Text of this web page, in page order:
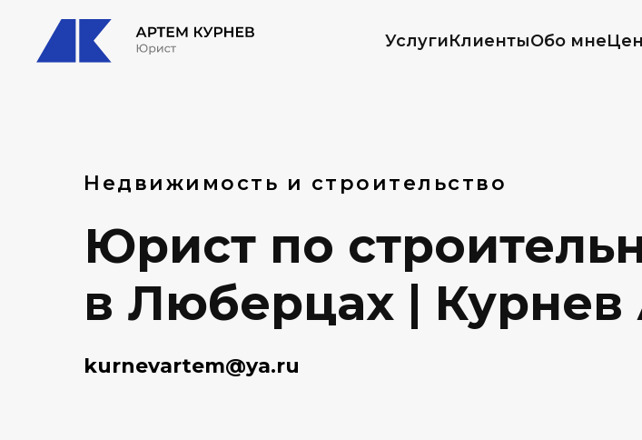
УслугиКлиентыОбо мне
Недвижимость и строительство
Юрист по
в Люберцах | Курнев
kurnevartem@ya.ru